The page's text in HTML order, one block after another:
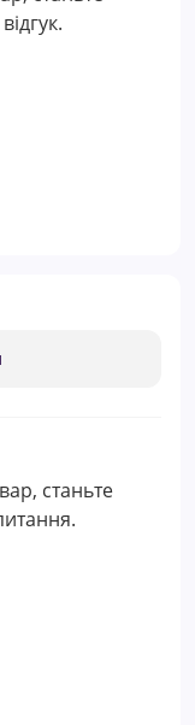
станьте